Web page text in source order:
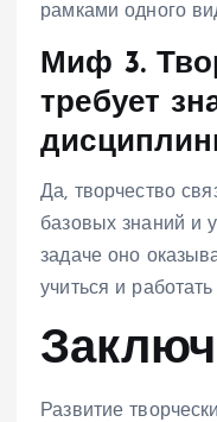
рамками одного
Миф 3.
требует
Да, творчество
базовых знаний и
задаче оно
учиться и
Развитие